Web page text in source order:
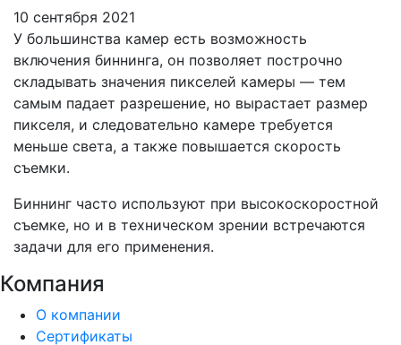
10 сентября 2021
У большинства камер есть возможность
включения биннинга, он позволяет построчно
складывать значения пикселей камеры — тем
самым падает разрешение, но вырастает размер
пикселя, и следовательно камере требуется
меньше света, а также повышается скорость
съемки.
Биннинг часто используют при высокоскоростной
съемке, но и в техническом зрении встречаются
задачи для его применения.
Компания
О компании
Сертификаты